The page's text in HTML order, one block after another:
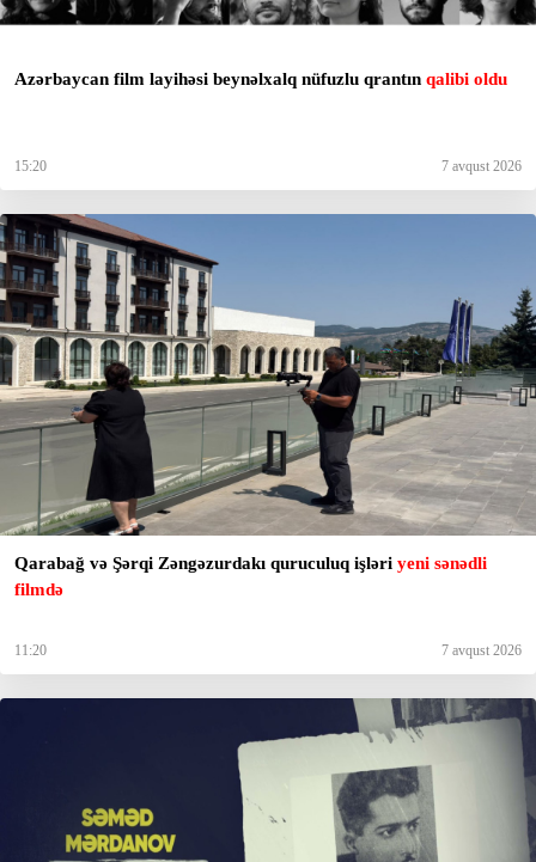
Azərbaycan film layihəsi beynəlxalq nüfuzlu qrantın qalibi oldu
15:20 7 avqust 2026
Qarabağ və Şərqi Zəngəzurdakı quruculuq işləri yeni sənədli
filmdə
11:20 7 avqust 2026